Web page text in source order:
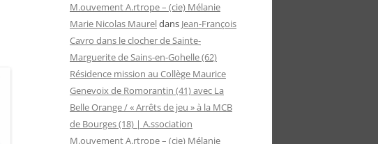
M.ouvement A.rtrope – (cie) Mélanie
Marie Nicolas Maureldans Jean-François
Cavro dans le clocher de Sainte-
Marguerite de Sains-en-Gohelle (62)
Résidence mission au Collège Maurice
Genevoix de Romorantin (41) avec La
Belle Orange / « Arrêts de jeu » à la MCB
de Bourges (18) | A.ssociation
M.ouvement A.rtrope – (cie) Mélanie